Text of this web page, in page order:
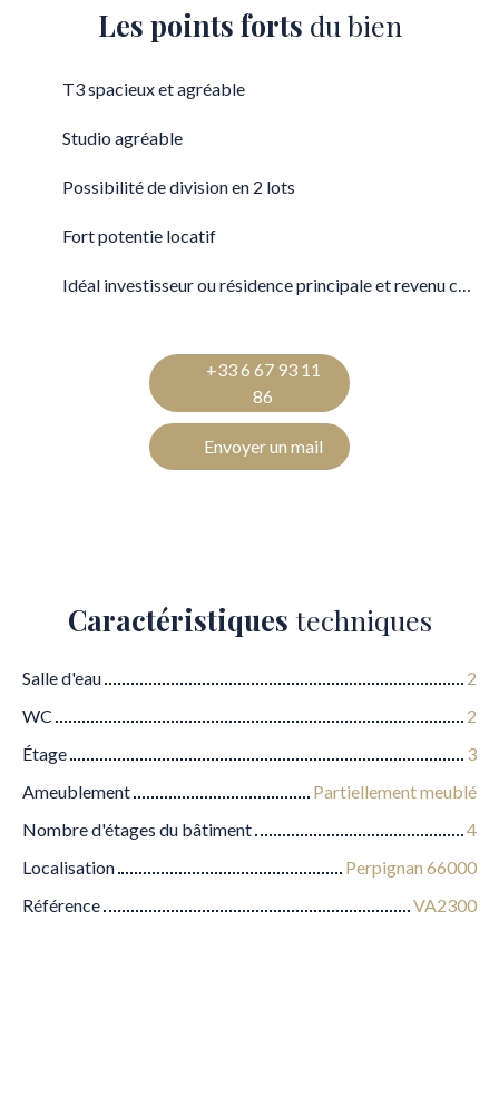
Les points forts du bien
T3 spacieux et agréable
Studio agréable
Possibilité de division en 2 lots
Fort potentie locatif
Idéal investisseur ou résidence principale et revenu complémentaire
+33 6 67 93 11
86
Envoyer un mail
Caractéristiques techniques
Salle d'eau
2
WC
2
Étage
3
Ameublement
Partiellement meublé
Nombre d'étages du bâtiment
4
Localisation
Perpignan 66000
Référence
VA2300